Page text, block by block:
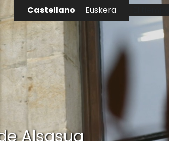
Castellano Euskera
Alsasua